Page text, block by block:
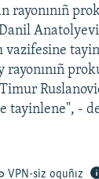
rayonınıñ
vazifesine
tayinlene", -
VPN-siz oquñız